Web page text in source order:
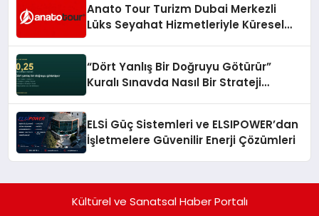
Anato Tour Turizm Dubai Merkezli
Lüks Seyahat Hizmetleriyle Küresel
“Dört Yanlış Bir Doğruyu Götürür”
Kuralı Sınavda Nasıl Bir Strateji
ELSİ Güç Sistemleri ve ELSIPOWER’dan
İşletmelere Güvenilir Enerji Çözümleri
Kültürel ve Sanatsal Haber Portalı